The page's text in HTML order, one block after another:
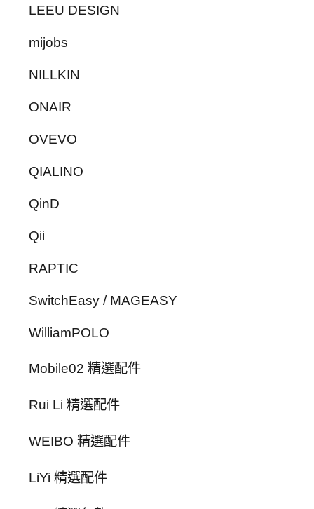
LEEU DESIGN
mijobs
NILLKIN
ONAIR
OVEVO
QIALINO
QinD
Qii
RAPTIC
SwitchEasy / MAGEASY
WilliamPOLO
Mobile02 精選配件
Rui Li 精選配件
WEIBO 精選配件
LiYi 精選配件